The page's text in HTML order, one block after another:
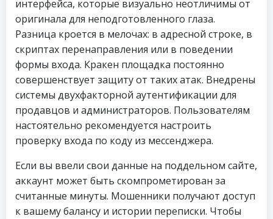
интерфейса, которые визуально неотличимы от
оригинала для неподготовленного глаза.
Разница кроется в мелочах: в адресной строке, в
скриптах перенаправления или в поведении
формы входа. Кракен площадка постоянно
совершенствует защиту от таких атак. Внедрены
системы двухфакторной аутентификации для
продавцов и администраторов. Пользователям
настоятельно рекомендуется настроить
проверку входа по коду из мессенджера.
Если вы ввели свои данные на поддельном сайте,
аккаунт может быть скомпрометирован за
считанные минуты. Мошенники получают доступ
к вашему балансу и истории переписки. Чтобы